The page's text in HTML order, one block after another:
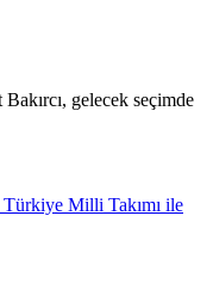
gelecek seçimde
Milli Takımı ile